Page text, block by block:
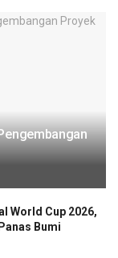
World Cup 2026,
Bumi